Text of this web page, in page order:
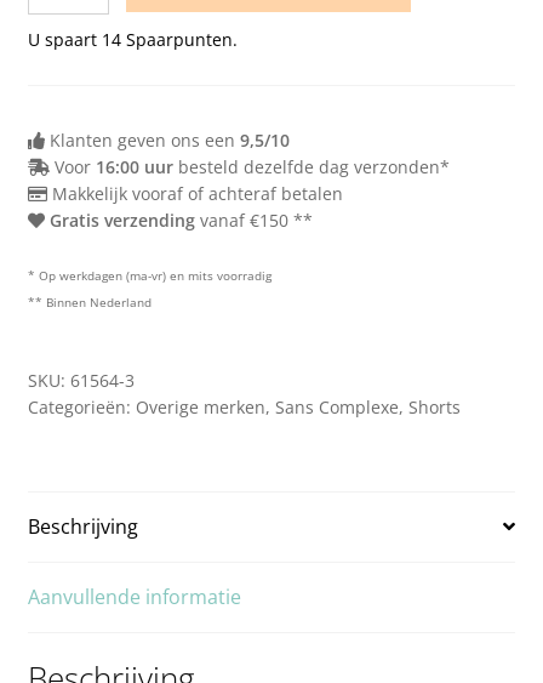
U spaart 14Spaarpunten.
Klanten geven ons een 9,5/10
Voor 16:00 uurbesteld dezelfde dag verzonden*
Makkelijk vooraf of achteraf betalen
Gratis verzendingvanaf €150 **
* Op werkdagen (ma-vr) en mits voorradig
** Binnen Nederland
SKU: 61564-3
Categorieën: Overige merken, Sans Complexe, Shorts
Beschrijving
Aanvullende informatie